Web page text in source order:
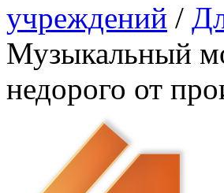
учреждений /
Музыкальный
недорого от